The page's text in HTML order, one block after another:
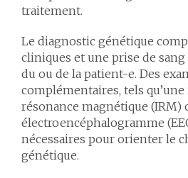
traitement.
Le diagnostic génétique
cliniques et une prise de sang
du ou de la patient-e. Des
complémentaires, tels
résonance magnétique (IRM)
électroencéphalogramme
nécessaires pour orienter le
génétique.